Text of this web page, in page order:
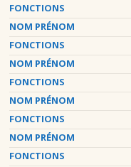
FONCTIONS
NOM PRÉNOM
FONCTIONS
NOM PRÉNOM
FONCTIONS
NOM PRÉNOM
FONCTIONS
NOM PRÉNOM
FONCTIONS